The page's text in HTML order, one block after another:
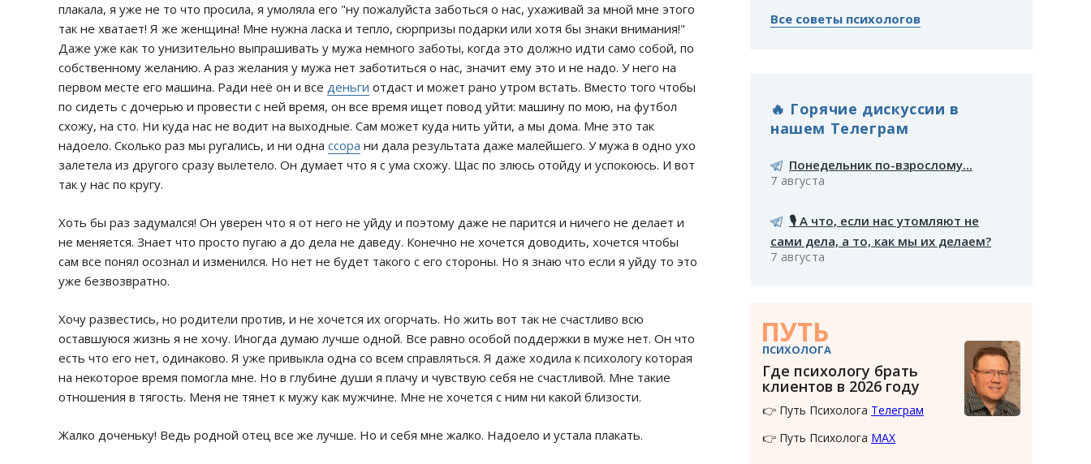
плакала, я уже не то что просила, я умоляла его "ну пожалуйста заботься о нас, ухаживай за мной мне этого
так не хватает! Я же женщина! Мне нужна ласка и тепло, сюрпризы подарки или хотя бы знаки внимания!"
Даже уже как то унизительно выпрашивать у мужа немного заботы, когда это должно идти само собой, по
собственному желанию. А раз желания у мужа нет заботиться о нас, значит ему это и не надо. У него на
первом месте его машина. Ради неё он и все деньги отдаст и может рано утром встать. Вместо того чтобы
по сидеть с дочерью и провести с ней время, он все время ищет повод уйти: машину по мою, на футбол
схожу, на сто. Ни куда нас не водит на выходные. Сам может куда нить уйти, а мы дома. Мне это так
надоело. Сколько раз мы ругались, и ни одна ссора ни дала результата даже малейшего. У мужа в одно ухо
залетела из другого сразу вылетело. Он думает что я с ума схожу. Щас по злюсь отойду и успокоюсь. И вот
так у нас по кругу.
Хоть бы раз задумался! Он уверен что я от него не уйду и поэтому даже не парится и ничего не делает и
не меняется. Знает что просто пугаю а до дела не даведу. Конечно не хочется доводить, хочется чтобы
сам все понял осознал и изменился. Но нет не будет такого с его стороны. Но я знаю что если я уйду то это
уже безвозвратно.
Хочу развестись, но родители против, и не хочется их огорчать. Но жить вот так не счастливо всю
оставшуюся жизнь я не хочу. Иногда думаю лучше одной. Все равно особой поддержки в муже нет. Он что
есть что его нет, одинаково. Я уже привыкла одна со всем справляться. Я даже ходила к психологу которая
на некоторое время помогла мне. Но в глубине души я плачу и чувствую себя не счастливой. Мне такие
отношения в тягость. Меня не тянет к мужу как мужчине. Мне не хочется с ним ни какой близости.
Жалко доченьку! Ведь родной отец все же лучше. Но и себя мне жалко. Надоело и устала плакать.
Все советы психологов
🔥 Горячие дискуссии в
нашем Телеграм
Понедельник по-взрослому...
7 августа
🎙️ А что, если нас утомляют не
сами дела, а то, как мы их делаем?
7 августа
ПУТЬ
ПСИХОЛОГА
Где психологу брать
клиентов в 2026 году
👉 Путь Психолога Телеграм
👉 Путь Психолога MAX